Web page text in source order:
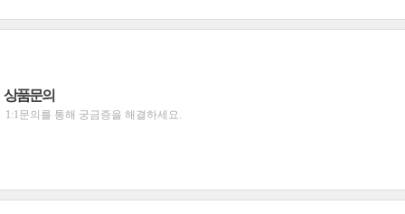
상품문의
1:1문의를 통해 궁금증을 해결하세요.